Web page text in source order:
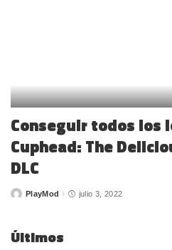
Conseguir todos los
Cuphead: The
DLC
PostedPlayMod julio 3, 2022
Últimos